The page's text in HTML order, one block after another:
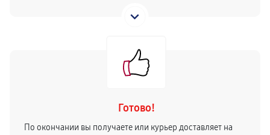
Готово!
По окончании вы получаете или курьер доставляет на